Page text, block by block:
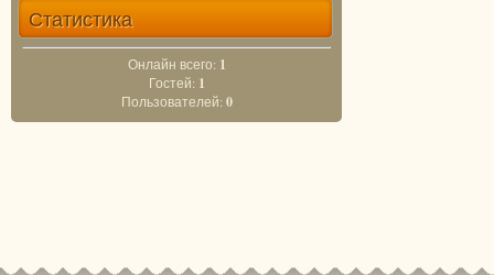
Статистика
Онлайн всего: 1
Гостей: 1
Пользователей: 0